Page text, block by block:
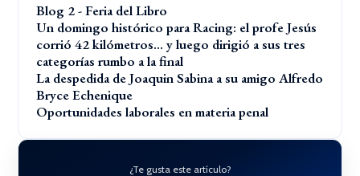
Blog 2 - Feria del Libro
Un domingo histórico para Racing: el profe Jesús
corrió 42 kilómetros… y luego dirigió a sus tres
categorías rumbo a la final
La despedida de Joaquin Sabina a su amigo Alfredo
Bryce Echenique
Oportunidades laborales en materia penal
¿Te gusta este artículo?